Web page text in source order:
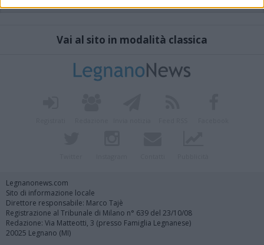
Vai al sito in modalità classica
Legnanonews.com
Sito di informazione locale
Direttore responsabile: Marco Tajè
Registrazione al Tribunale di Milano n° 639 del 23/10/08
Redazione: Via Matteotti, 3 (presso Famiglia Legnanese)
20025 Legnano (MI)